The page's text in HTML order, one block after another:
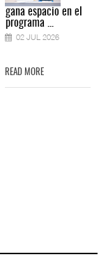
gana espacio en el
programa ...
02 JUL 2026
READ MORE